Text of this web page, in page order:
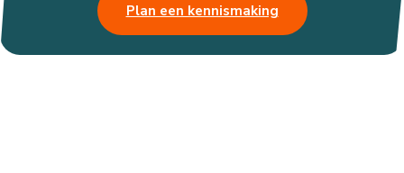
Plan een kennismaking